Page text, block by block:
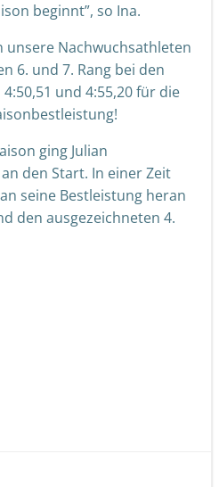
beginnt”, so Ina.
unsere Nachwuchsathleten
6. und 7. Rang bei den
und 4:55,20 für die
ging Julian
den Start. In einer Zeit
seine Bestleistung heran
den ausgezeichneten 4.